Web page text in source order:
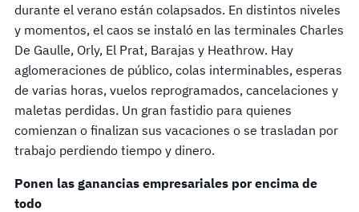
durante el verano están colapsados. En distintos niveles
y momentos, el caos se instaló en las terminales Charles
De Gaulle, Orly, El Prat, Barajas y Heathrow. Hay
aglomeraciones de público, colas interminables, esperas
de varias horas, vuelos reprogramados, cancelaciones y
maletas perdidas. Un gran fastidio para quienes
comienzan o finalizan sus vacaciones o se trasladan por
trabajo perdiendo tiempo y dinero.
Ponen las ganancias empresariales por encima de
todo